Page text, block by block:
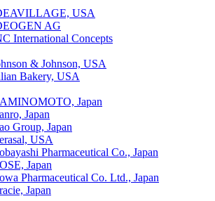
USA
AG
International Concepts
& Johnson, USA
Bakery, USA
Japan
Japan
Group, Japan
USA
Pharmaceutical Co., Japan
Japan
Pharmaceutical Co. Ltd., Japan
Japan